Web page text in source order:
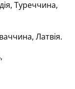
Туреччина,
Латвія.